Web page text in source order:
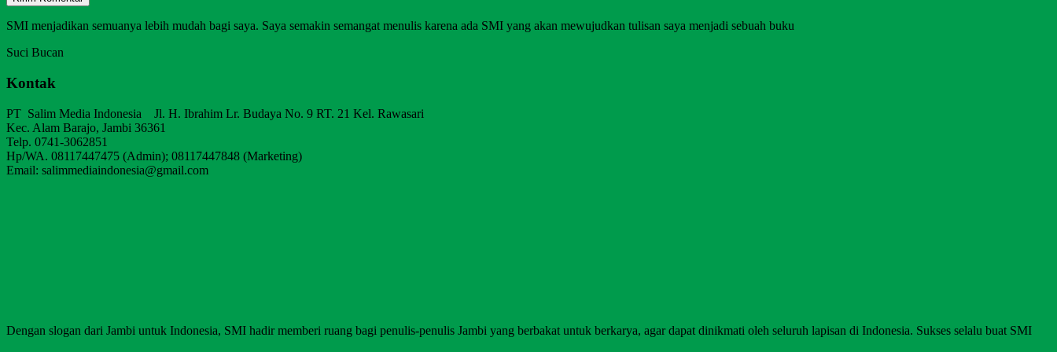
SMI menjadikan semuanya lebih mudah bagi saya. Saya semakin semangat menulis karena ada SMI yang akan mewujudkan tulisan saya menjadi sebuah buku
Suci Bucan
Kontak
PT Salim Media Indonesia Jl. H. Ibrahim Lr. Budaya No. 9 RT. 21 Kel. Rawasari
Kec. Alam Barajo, Jambi 36361
Telp. 0741-3062851
Hp/WA. 08117447475 (Admin); 08117447848 (Marketing)
Email: salimmediaindonesia@gmail.com
Dengan slogan dari Jambi untuk Indonesia, SMI hadir memberi ruang bagi penulis-penulis Jambi yang berbakat untuk berkarya, agar dapat dinikmati oleh seluruh lapisan di Indonesia. Sukses selalu buat SMI